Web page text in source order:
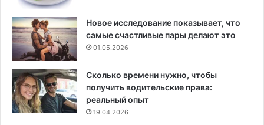
Новое исследование показывает, что
самые счастливые пары делают это
01.05.2026
Сколько времени нужно, чтобы
получить водительские права:
реальный опыт
19.04.2026